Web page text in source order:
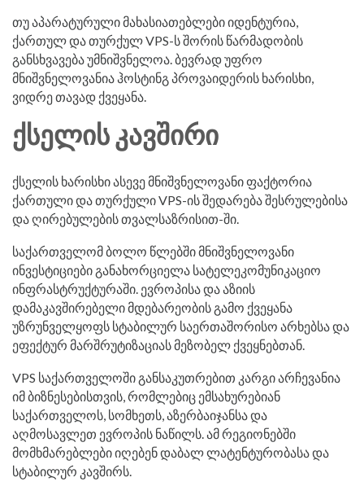
თუ აპარატურული მახასიათებლები იდენტურია,
ქართულ და თურქულ VPS-ს შორის წარმადობის
განსხვავება უმნიშვნელოა. ბევრად უფრო
მნიშვნელოვანია ჰოსტინგ პროვაიდერის ხარისხი,
ვიდრე თავად ქვეყანა.
ᲥᲡᲔᲚᲘᲡ ᲙᲐᲕᲨᲘᲠᲘ
ქსელის ხარისხი ასევე მნიშვნელოვანი ფაქტორია
ქართული და თურქული VPS-ის შედარება შესრულებისა
და ღირებულების თვალსაზრისით-ში.
საქართველომ ბოლო წლებში მნიშვნელოვანი
ინვესტიციები განახორციელა სატელეკომუნიკაციო
ინფრასტრუქტურაში. ევროპისა და აზიის
დამაკავშირებელი მდებარეობის გამო ქვეყანა
უზრუნველყოფს სტაბილურ საერთაშორისო არხებსა და
ეფექტურ მარშრუტიზაციას მეზობელ ქვეყნებთან.
VPS საქართველოში განსაკუთრებით კარგი არჩევანია
იმ ბიზნესებისთვის, რომლებიც ემსახურებიან
საქართველოს, სომხეთს, აზერბაიჯანსა და
აღმოსავლეთ ევროპის ნაწილს. ამ რეგიონებში
მომხმარებლები იღებენ დაბალ ლატენტურობასა და
სტაბილურ კავშირს.